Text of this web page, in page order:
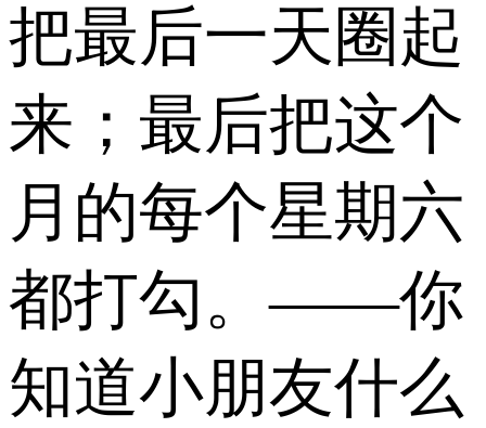
把最后一天圈起
来；最后把这个
月的每个星期六
都打勾。 ——你
知道小朋友什么